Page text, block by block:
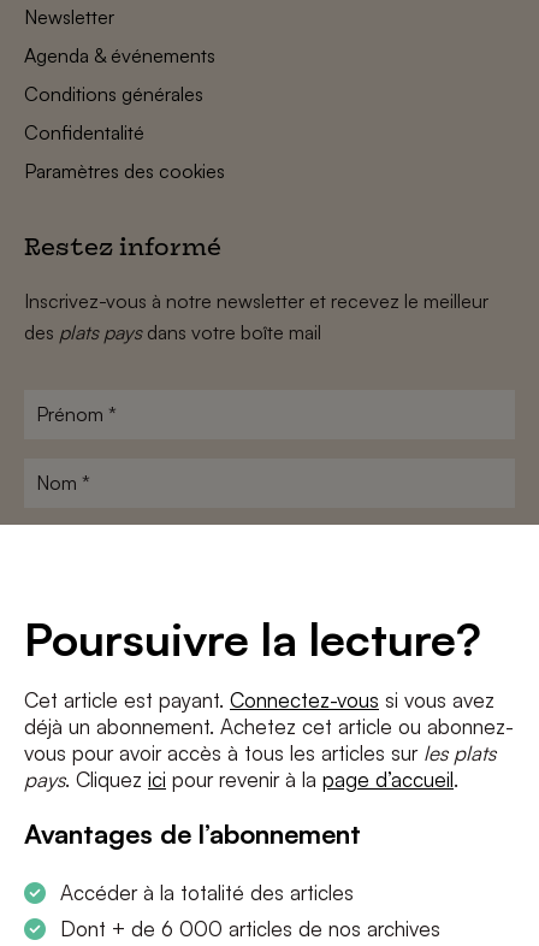
Poursuivre la lecture?
Cet article est payant. Connectez-vous si vous avez
déjà un abonnement. Achetez cet article ou abonnez-
vous pour avoir accès à tous les articles sur les plats
pays. Cliquez ici pour revenir à la page d’accueil.
Avantages de l’abonnement
Accéder à la totalité des articles
Dont + de 6 000 articles de nos archives
Newsletter
Agenda & événements
Conditions générales
Confidentalité
Paramètres des cookies
Restez informé
Inscrivez-vous à notre newsletter et recevez le meilleur
des plats paysdans votre boîte mail
Prénom
Nom
J'accepte les termes et conditions etla politique de confidentialité
S'INSCRIRE